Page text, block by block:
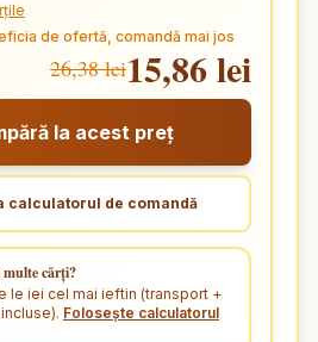
de ofertă, comandă mai jos
26,38 lei15,86 lei
la acest preț
calculatorul de comandă
multe cărți?
le iei cel mai ieftin (transport +
Folosește calculatorul